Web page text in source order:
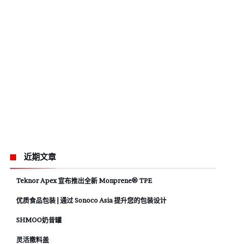
近期文章
Teknor Apex 宣布推出全新 Monprene® TPE
优质食品包装 | 通过 Sonoco Asia 提升您的包装设计
SHMOO奶昔罐
灵活撒料盖